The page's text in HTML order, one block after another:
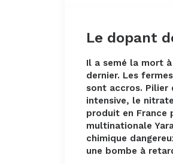
Le dopant
Il a semé la mort
dernier. Les
sont accros. Pilier
intensive, le
produit en France
multinationale
chimique
une bombe à